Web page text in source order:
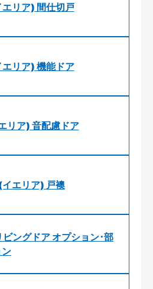
リア) 間仕切戸
リア) 機能ドア
リア) 音配慮ドア
エリア) 戸襖
ングドア オプション･部